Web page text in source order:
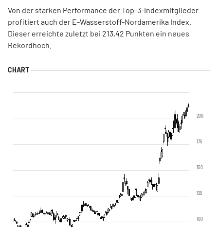
Von der starken Performance der Top-3-Indexmitglieder
profitiert auch der E-Wasserstoff-Nordamerika Index.
Dieser erreichte zuletzt bei 213,42 Punkten ein neues
Rekordhoch.
100
125
150
175
200